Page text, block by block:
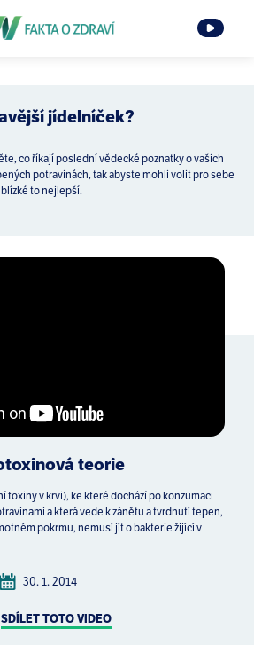
jídelníček?
co říkají poslední vědecké poznatky o vašich
potravinách, tak abyste mohli volit pro sebe
blízké to nejlepší.
teorie
toxiny v krvi), ke které dochází po konzumaci
a která vede k zánětu a tvrdnutí tepen,
pokrmu, nemusí jít o bakterie žijící v
30. 1. 2014
SDÍLET TOTO VIDEO